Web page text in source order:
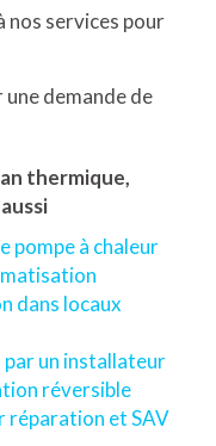
nos services pour
demande de
thermique,
pompe à chaleur
dans locaux
un installateur
réversible
réparation et SAV